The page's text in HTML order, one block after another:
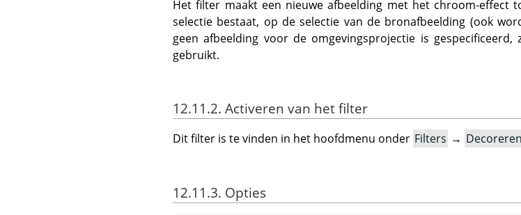
Het filter maakt een nieuwe afbeelding met het chroom-effect
selectie bestaat, op de selectie van de bronafbeelding (ook
geen afbeelding voor de omgevingsprojectie is
gebruikt.
12.11.2. Activeren van het filter
Dit filter is te vinden in het hoofdmenu onder Filters → Decoreren
12.11.3. Opties